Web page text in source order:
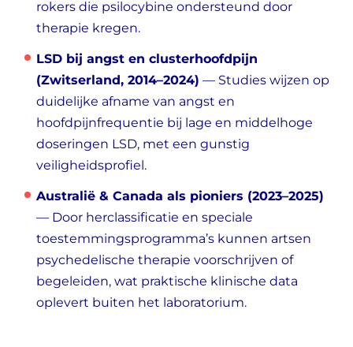
rokers die psilocybine ondersteund door
therapie kregen.
LSD bij angst en clusterhoofdpijn
(Zwitserland, 2014–2024) — Studies wijzen op
duidelijke afname van angst en
hoofdpijnfrequentie bij lage en middelhoge
doseringen LSD, met een gunstig
veiligheidsprofiel.
Australië & Canada als pioniers (2023–2025)
— Door herclassificatie en speciale
toestemmingsprogramma’s kunnen artsen
psychedelische therapie voorschrijven of
begeleiden, wat praktische klinische data
oplevert buiten het laboratorium.